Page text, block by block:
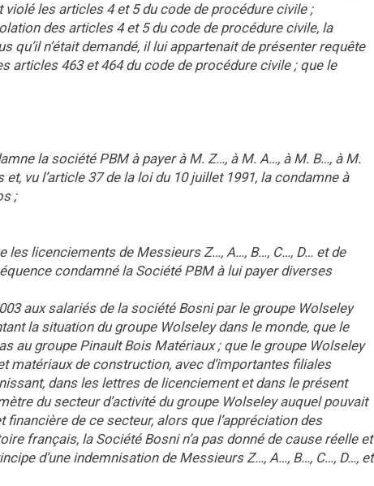
les articles 4 et 5 du code de procédure civile ;
des articles 4 et 5 du code de procédure civile, la
qu’il n’était demandé, il lui appartenait de présenter requête
articles 463 et 464 du code de procédure civile ; que le
la société PBM à payer à M. Z…, à M. A…, à M. B…, à M.
vu l’article 37 de la loi du 10 juillet 1991, la condamne à
;
les licenciements de Messieurs Z…, A…, B…, C…, D… et de
condamné la Société PBM à lui payer diverses
aux salariés de la société Bosni par le groupe Wolseley
la situation du groupe Wolseley dans le monde, que le
au groupe Pinault Bois Matériaux ; que le groupe Wolseley
de construction, avec d’importantes filiales
dans les lettres de licenciement et dans le présent
du secteur d’activité du groupe Wolseley auquel pouvait
de ce secteur, alors que l’appréciation des
français, la Société Bosni n’a pas donné de cause réelle et
d’une indemnisation de Messieurs Z…, A…, B…, C…, D…, et